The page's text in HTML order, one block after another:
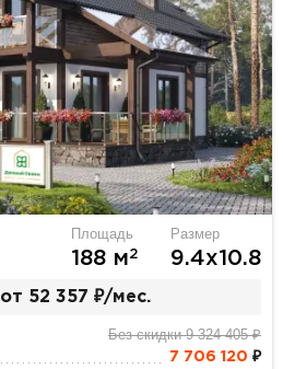
Площадь
188 м2
Размер
9.4х10.8
от 52 357 ₽/мес.
Без скидки 9 324 405 ₽
7 706 120 ₽